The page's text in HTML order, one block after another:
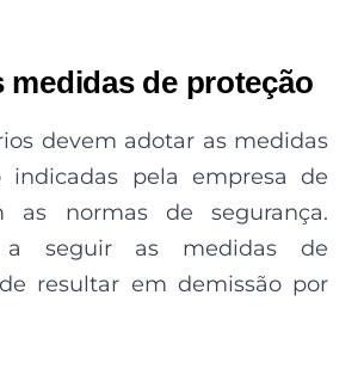
medidas de proteção
devem adotar as medidas
indicadas pela empresa de
as normas de segurança.
a seguir as medidas de
resultar em demissão por